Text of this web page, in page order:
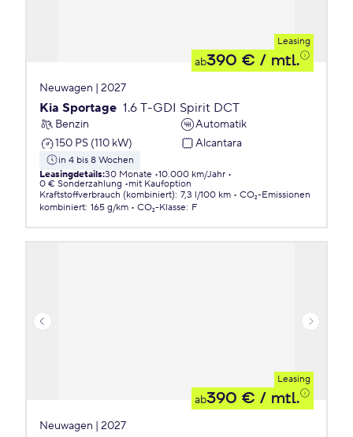
Leasing
ab390 € / mtl.
Neuwagen | 2027
Kia Sportage 1.6 T-GDI Spirit DCT
Benzin
Automatik
150 PS (110 kW)
Alcantara
in 4 bis 8 Wochen
Leasingdetails:30 Monate 10.000 km/Jahr
0 € Sonderzahlung
mit Kaufoption
Kraftstoffverbrauch (kombiniert): 7,3 l/100 km
CO₂-Emissionen
kombiniert: 165 g/km CO₂-Klasse: F
Leasing
ab390 € / mtl.
Neuwagen | 2027